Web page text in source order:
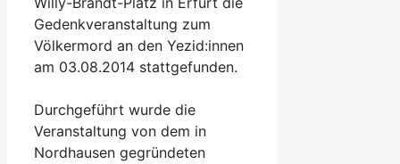
Gedenkveranstaltung zum
Völkermord an den Yezid:innen
am 03.08.2014 stattgefunden.
Durchgeführt wurde die
Veranstaltung von dem in
Nordhausen gegründeten